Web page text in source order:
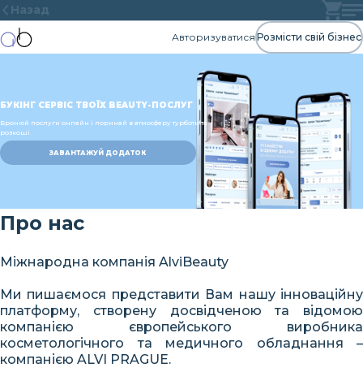
Назад
Авторизуватися Розмісти свій бізнес
БУКІНГ СЕРВІС ТВОЇХ BEAUTY-ПОСЛУГ
Бронюй послуги онлайн і поринай в атмосферу турботи та
розкоші
ЗАВАНТАЖУЙ ДОДАТОК
Про нас
Міжнародна компанія AlviBeauty
Ми пишаємося представити Вам нашу інноваційну
платформу, створену досвідченою та відомою
компанією європейського виробника
косметологічного та медичного обладнання –
компанією ALVI PRAGUE.